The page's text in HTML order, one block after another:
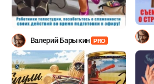
Валерий Барыкин PRO